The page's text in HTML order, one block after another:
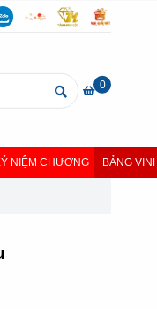
0
NIỆM CHƯƠNG BẢNG